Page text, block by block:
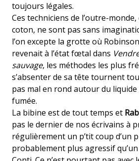
toujours légales.
Ces techniciens de l’outre-
coton, ne sont pas sans
l’on excepte la grotte où
revenait à l’état fœtal dans
sauvage, les méthodes les plus
s’absenter de sa tête tournent
pas mal en rond autour du liquide
fumée.
La bibine est de tout temps et
pas le dernier de nos écrivains à
régulièrement un p’tit coup d’un
probablement plus agressif